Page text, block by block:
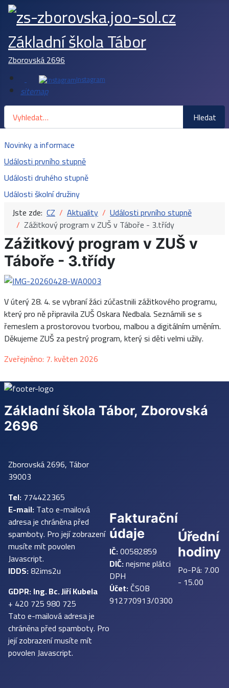
Základní škola Tábor
Zborovská 2696
Instagram
sitemap
Hledat
Hledat
Novinky a informace
Události prvního stupně
Události druhého stupně
Události školní družiny
Jste zde: CZ Aktuality
Události prvního stupně
Zážitkový program v ZUŠ v Táboře - 3.třídy
Zážitkový program v ZUŠ v
Táboře - 3.třídy
V úterý 28. 4. se vybraní žáci zúčastnili zážitkového programu,
který pro ně připravila ZUŠ Oskara Nedbala. Seznámili se s
řemeslem a prostorovou tvorbou, malbou a digitálním uměním.
Děkujeme ZUŠ za pestrý program, který si děti velmi užily.
Základní údaje
Zveřejněno: 7. květen 2026
Základní škola Tábor, Zborovská
2696
Zborovská 2696, Tábor
39003
Tel:774422365
E-mail:Tato e-mailová
adresa je chráněna před
spamboty. Pro její zobrazení
musíte mít povolen
Javascript.
IDDS:82ims2u
GDPR:Ing. Bc. Jiří Kubela
+ 420 725 980 725
Tato e-mailová adresa je
chráněna před spamboty. Pro
její zobrazení musíte mít
povolen Javascript.
Fakturační
údaje
IČ:00582859
DIČ:nejsme plátci
DPH
Účet:ČSOB
912770913/0300
Úřední
hodiny
Po-Pá: 7.00
- 15.00